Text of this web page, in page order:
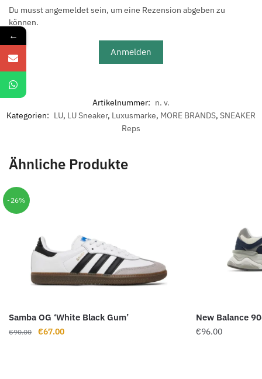
Du musst angemeldet sein, um eine Rezension abgeben zu
können.
Anmelden
Artikelnummer: n. v.
Kategorien: LU, LU Sneaker, Luxusmarke, MORE BRANDS, SNEAKER
Reps
Ähnliche Produkte
-26%
Samba OG ‘White Black Gum’
€90.00
Ursprünglicher
€67.00Aktueller
New Balance
€96.00
←